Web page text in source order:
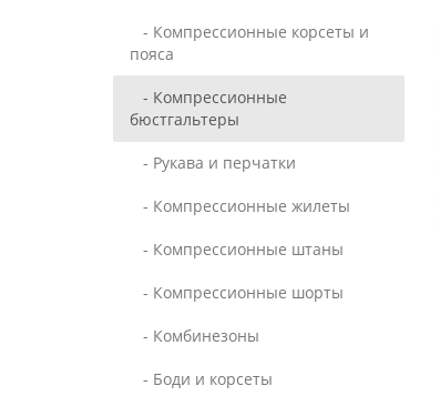
- Компрессионные корсеты и
пояса
- Компрессионные
бюстгальтеры
- Рукава и перчатки
- Компрессионные жилеты
- Компрессионные штаны
- Компрессионные шорты
- Комбинезоны
- Боди и корсеты